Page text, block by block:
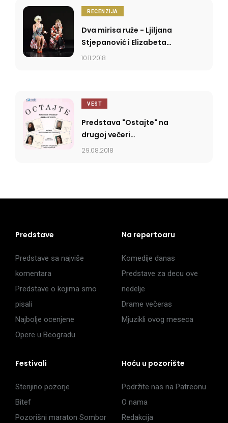
RECENZIJA
Dva mirisa ruže - Ljiljana
Stjepanović i Elizabeta
Đorevska
10.11.2018
VEST
Predstava "Ostajte" na
drugoj večeri
knjaževačkog festivala
29.08.2018
Predstave
Predstave sa najviše
komentara
Predstave o kojima smo
pisali
Najbolje ocenjene
Opere u Beogradu
Na repertoaru
Komedije danas
Predstave za decu ove
nedelje
Drame večeras
Mjuzikli ovog meseca
Festivali
Sterijino pozorje
Bitef
Pozorišni maraton Sombor
Hoću u pozorište
Podržite nas na Patreonu
O nama
Redakcija